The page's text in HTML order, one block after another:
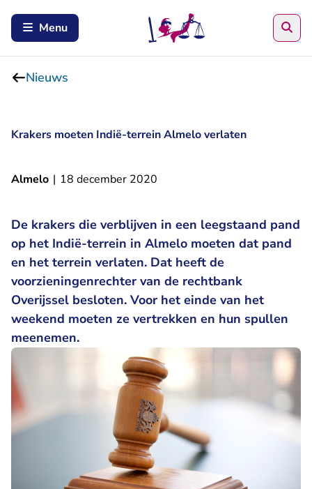
Menu
Nieuws
Krakers moeten Indië-terrein Almelo verlaten
Almelo | 18 december 2020
De krakers die verblijven in een leegstaand pand
op het Indië-terrein in Almelo moeten dat pand
en het terrein verlaten. Dat heeft de
voorzieningenrechter van de rechtbank
Overijssel besloten. Voor het einde van het
weekend moeten ze vertrekken en hun spullen
meenemen.